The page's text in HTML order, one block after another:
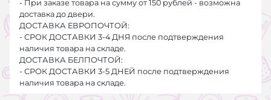
- При заказе товара на сумму от 150 рублей - возможна
доставка до двери.
ДОСТАВКА ЕВРОПОЧТОЙ:
- СРОК ДОСТАВКИ 3-4 ДНЯ после подтверждения
наличия товара на складе.
ДОСТАВКА БЕЛПОЧТОЙ:
- СРОК ДОСТАВКИ 3-5 ДНЕЙ после подтверждения
наличия товара на складе.